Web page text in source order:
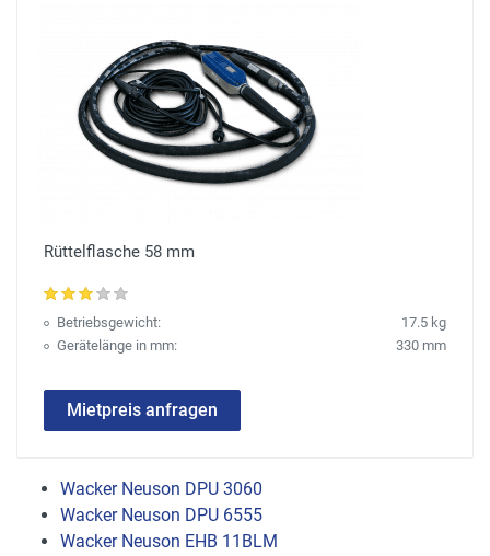
Rüttelflasche 58 mm
Betriebsgewicht:
17.5 kg
Gerätelänge in mm:
330 mm
Mietpreis anfragen
Wacker Neuson DPU 3060
Wacker Neuson DPU 6555
Wacker Neuson EHB 11BLM